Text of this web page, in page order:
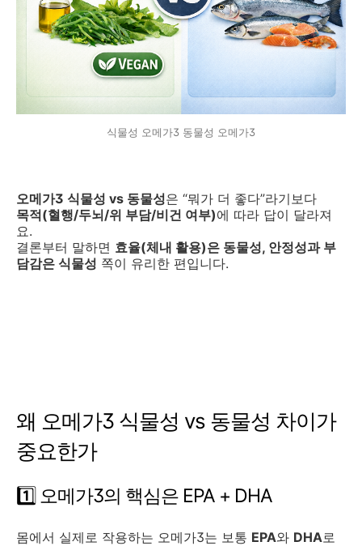
식물성 오메가3 동물성 오메가3
오메가3 식물성 vs 동물성은 “뭐가 더 좋다”라기보다
목적(혈행/두뇌/위 부담/비건 여부)에 따라 답이 달라져
요.
결론부터 말하면 효율(체내 활용)은 동물성, 안정성과 부
담감은 식물성 쪽이 유리한 편입니다.
왜 오메가3 식물성 vs 동물성 차이가
중요한가
1️⃣ 오메가3의 핵심은 EPA + DHA
몸에서 실제로 작용하는 오메가3는 보통 EPA와 DHA 로